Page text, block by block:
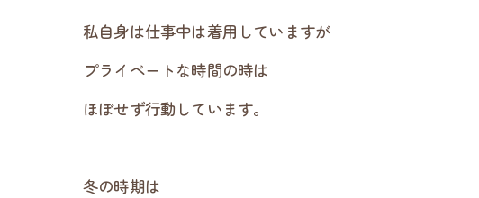
私自身は仕事中は着用していますが
プライベートな時間の時は
ほぼせず行動しています。
冬の時期は